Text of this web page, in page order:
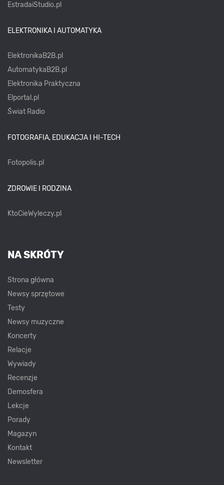
EstradaiStudio.pl
ELEKTRONIKA I AUTOMATYKA
ElektronikaB2B.pl
AutomatykaB2B.pl
Elektronika Praktyczna
Elportal.pl
Świat Radio
FOTOGRAFIA, EDUKACJA I HI-TECH
Fotopolis.pl
ZDROWIE I RODZINA
KtoCieWyleczy.pl
NA SKRÓTY
Strona główna
Newsy sprzętowe
Testy
Newsy muzyczne
Koncerty
Relacje
Wywiady
Recenzje
Demosfera
Lekcje
Porady
Magazyn
Kontakt
Newsletter